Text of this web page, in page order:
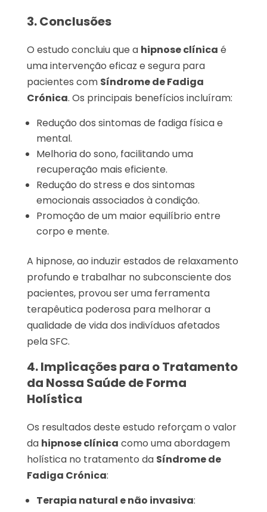
3. Conclusões
O estudo concluiu que a hipnose clínica é
uma intervenção eficaz e segura para
pacientes com Síndrome de Fadiga
Crónica. Os principais benefícios incluíram:
Redução dos sintomas de fadiga física e
mental.
Melhoria do sono, facilitando uma
recuperação mais eficiente.
Redução do stress e dos sintomas
emocionais associados à condição.
Promoção de um maior equilíbrio entre
corpo e mente.
A hipnose, ao induzir estados de relaxamento
profundo e trabalhar no subconsciente dos
pacientes, provou ser uma ferramenta
terapêutica poderosa para melhorar a
qualidade de vida dos indivíduos afetados
pela SFC.
4. Implicações para o Tratamento
da Nossa Saúde de Forma
Holística
Os resultados deste estudo reforçam o valor
da hipnose clínica como uma abordagem
holística no tratamento da Síndrome de
Fadiga Crónica:
Terapia natural e não invasiva: